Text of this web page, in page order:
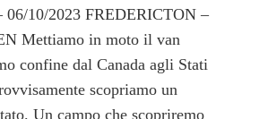
06/10/2023 FREDERICTON –
Mettiamo in moto il van
confine dal Canada agli Stati
scopriamo un
Un campo che scopriremo